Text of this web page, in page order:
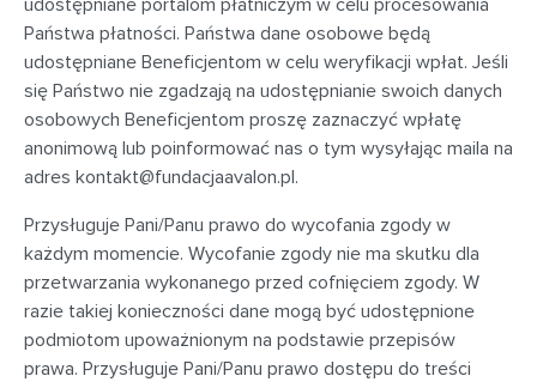
udostępniane portalom płatniczym w celu procesowania
Państwa płatności. Państwa dane osobowe będą
udostępniane Beneficjentom w celu weryfikacji wpłat. Jeśli
się Państwo nie zgadzają na udostępnianie swoich danych
osobowych Beneficjentom proszę zaznaczyć wpłatę
anonimową lub poinformować nas o tym wysyłając maila na
adres kontakt@fundacjaavalon.pl.
Przysługuje Pani/Panu prawo do wycofania zgody w
każdym momencie. Wycofanie zgody nie ma skutku dla
przetwarzania wykonanego przed cofnięciem zgody. W
razie takiej konieczności dane mogą być udostępnione
podmiotom upoważnionym na podstawie przepisów
prawa. Przysługuje Pani/Panu prawo dostępu do treści